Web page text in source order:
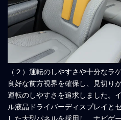
（２）運転のしやすさや十分なラ
良好な前方視界を確保し、見切り
運転のしやすさを追求しました。
ル液晶ドライバーディスプレイと
した大型パネルを採用し、ナビゲ